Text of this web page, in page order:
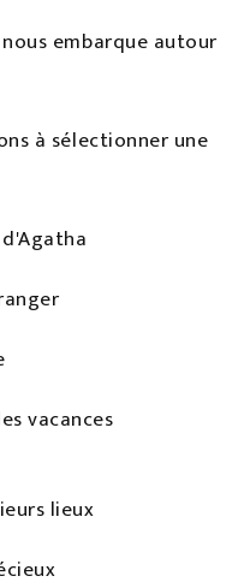
embarque autour
à sélectionner une
vacances
lieux